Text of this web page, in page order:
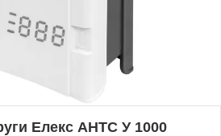
Елекс АНТС У 1000